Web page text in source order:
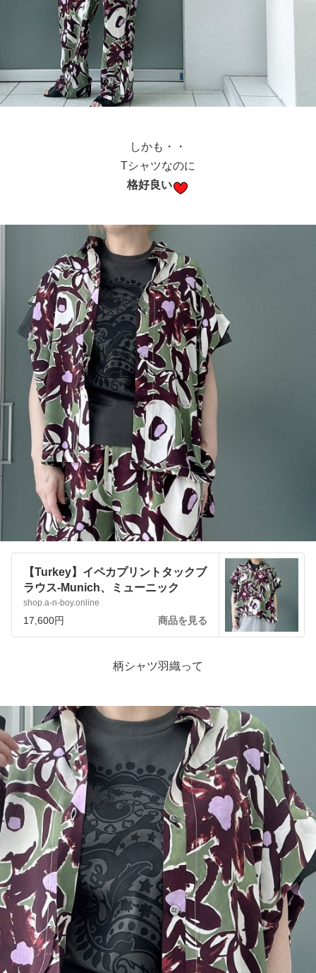
しかも・・
Tシャツなのに
格好良い
【Turkey】イペカプリントタックブ
ラウス-Munich、ミューニック
shop.a-n-boy.online
17,600円 商品を見る
柄シャツ羽織って